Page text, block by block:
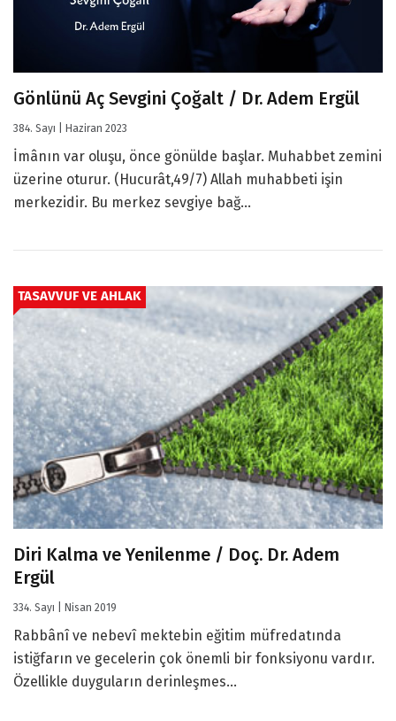
Gönlünü Aç Sevgini Çoğalt / Dr. Adem Ergül
384. Sayı | Haziran 2023
İmânın var oluşu, önce gönülde başlar. Muhabbet zemini
üzerine oturur. (Hucurât,49/7) Allah muhabbeti işin
merkezidir. Bu merkez sevgiye bağ...
TASAVVUF VE AHLAK
Diri Kalma ve Yenilenme / Doç. Dr. Adem
Ergül
334. Sayı | Nisan 2019
Rabbânî ve nebevî mektebin eğitim müfredatında
istiğfarın ve gecelerin çok önemli bir fonksiyonu vardır.
Özellikle duyguların derinleşmes...